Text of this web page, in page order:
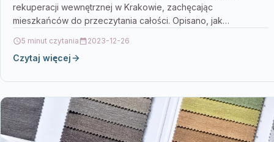
rekuperacji wewnętrznej w Krakowie, zachęcając
mieszkańców do przeczytania całości. Opisano, jak
powietrza w…
5 minut czytania 2023-12-26
Czytaj więcej